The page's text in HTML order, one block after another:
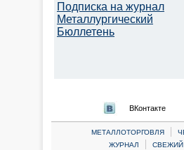
Подписка на журнал
Металлургический
Бюллетень
ВКонтакте
МЕТАЛЛОТОРГОВЛЯ |
ЖУРНАЛ
|